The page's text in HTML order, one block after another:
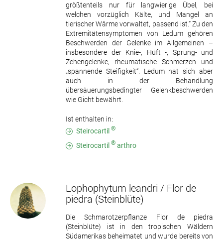
größtenteils nur für langwierige Übel, bei
welchen vorzüglich Kälte, und Mangel an
tierischer Wärme vorwaltet, passend ist.“ Zu den
Extremitätensymptomen von Ledum gehören
Beschwerden der Gelenke im Allgemeinen –
insbesondere der Knie-, Hüft -, Sprung- und
Zehengelenke, rheumatische Schmerzen und
„spannende Steifigkeit“. Ledum hat sich aber
auch in der Behandlung
übersäuerungsbedingter Gelenkbeschwerden
wie Gicht bewährt.
Ist enthalten in:
Steirocartil ®
Steirocartil ® arthro
Lophophytum leandri / Flor de
piedra (Steinblüte)
Die Schmarotzerpflanze Flor de piedra
(Steinblüte) ist in den tropischen Wäldern
Südamerikas beheimatet und wurde bereits von